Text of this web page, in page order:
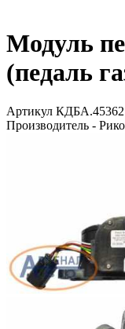
Модуль
(педаль
Артикул
Производитель -